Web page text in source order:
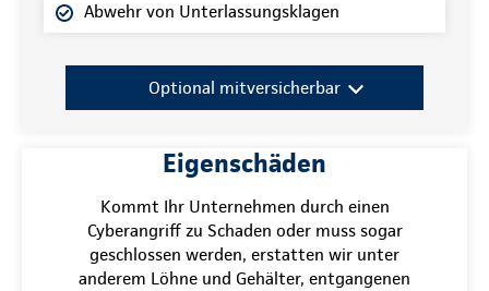
Abwehr von Unterlassungsklagen
Optional mitversicherbar
Eigenschäden
Kommt Ihr Unternehmen durch einen
Cyberangriff zu Schaden oder muss sogar
geschlossen werden, erstatten wir unter
anderem Löhne und Gehälter, entgangenen